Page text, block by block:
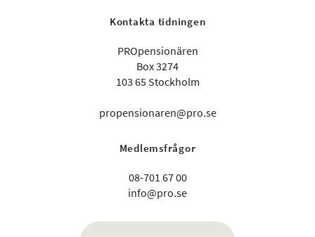
Kontakta tidningen
PROpensionären
Box 3274
103 65 Stockholm
propensionaren@pro.se
Medlemsfrågor
08-701 67 00
info@pro.se